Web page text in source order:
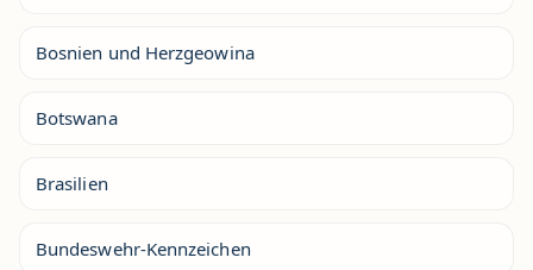
Bosnien und Herzgeowina
Botswana
Brasilien
Bundeswehr-Kennzeichen